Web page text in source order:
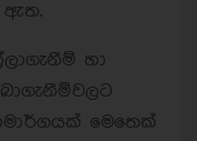
ඇත.
හා
මෙතෙක්